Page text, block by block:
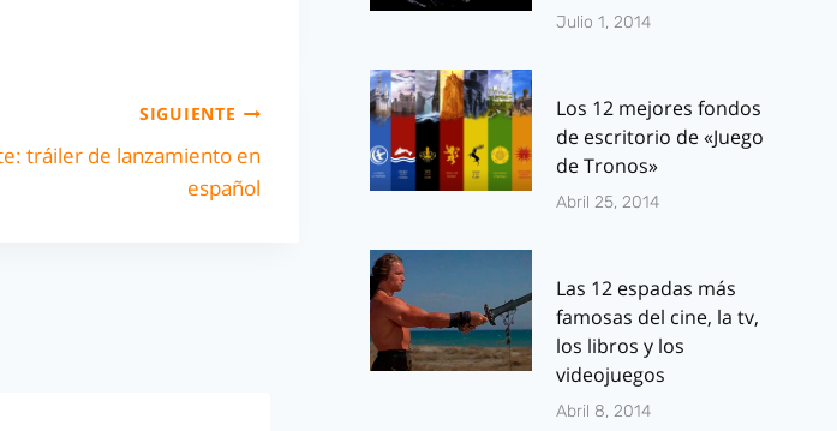
SIGUIENTE
tráiler de lanzamiento en
español
Julio 1, 2014
Los 12 mejores fondos
de escritorio de «Juego
de Tronos»
Abril 25, 2014
Las 12 espadas más
famosas del cine, la tv,
los libros y los
videojuegos
Abril 8, 2014